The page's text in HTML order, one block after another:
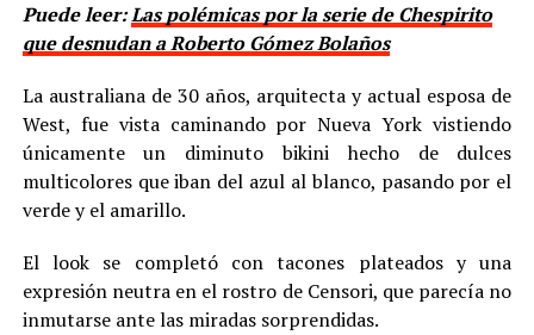
Puede leer:Las polémicas por la serie de Chespirito
que desnudan a Roberto Gómez Bolaños
La australiana de 30 años, arquitecta y actual esposa de
West, fue vista caminando por Nueva York vistiendo
únicamente un diminuto bikini hecho de dulces
multicolores que iban del azul al blanco, pasando por el
verde y el amarillo.
El look se completó con tacones plateados y una
expresión neutra en el rostro de Censori, que parecía no
inmutarse ante las miradas sorprendidas.